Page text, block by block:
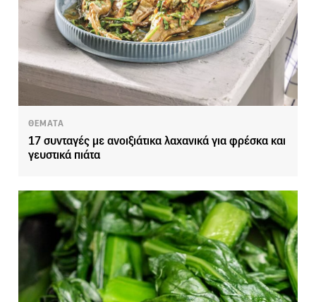
ΘΕΜΑΤΑ
17 συνταγές με ανοιξιάτικα λαχανικά για φρέσκα και
γευστικά πιάτα